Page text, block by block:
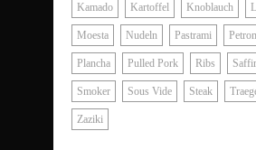
Kamado Kartoffel Knoblauch
Moesta Nudeln Pastrami
Plancha Pulled Pork Ribs
Smoker Sous Vide Steak
Zaziki